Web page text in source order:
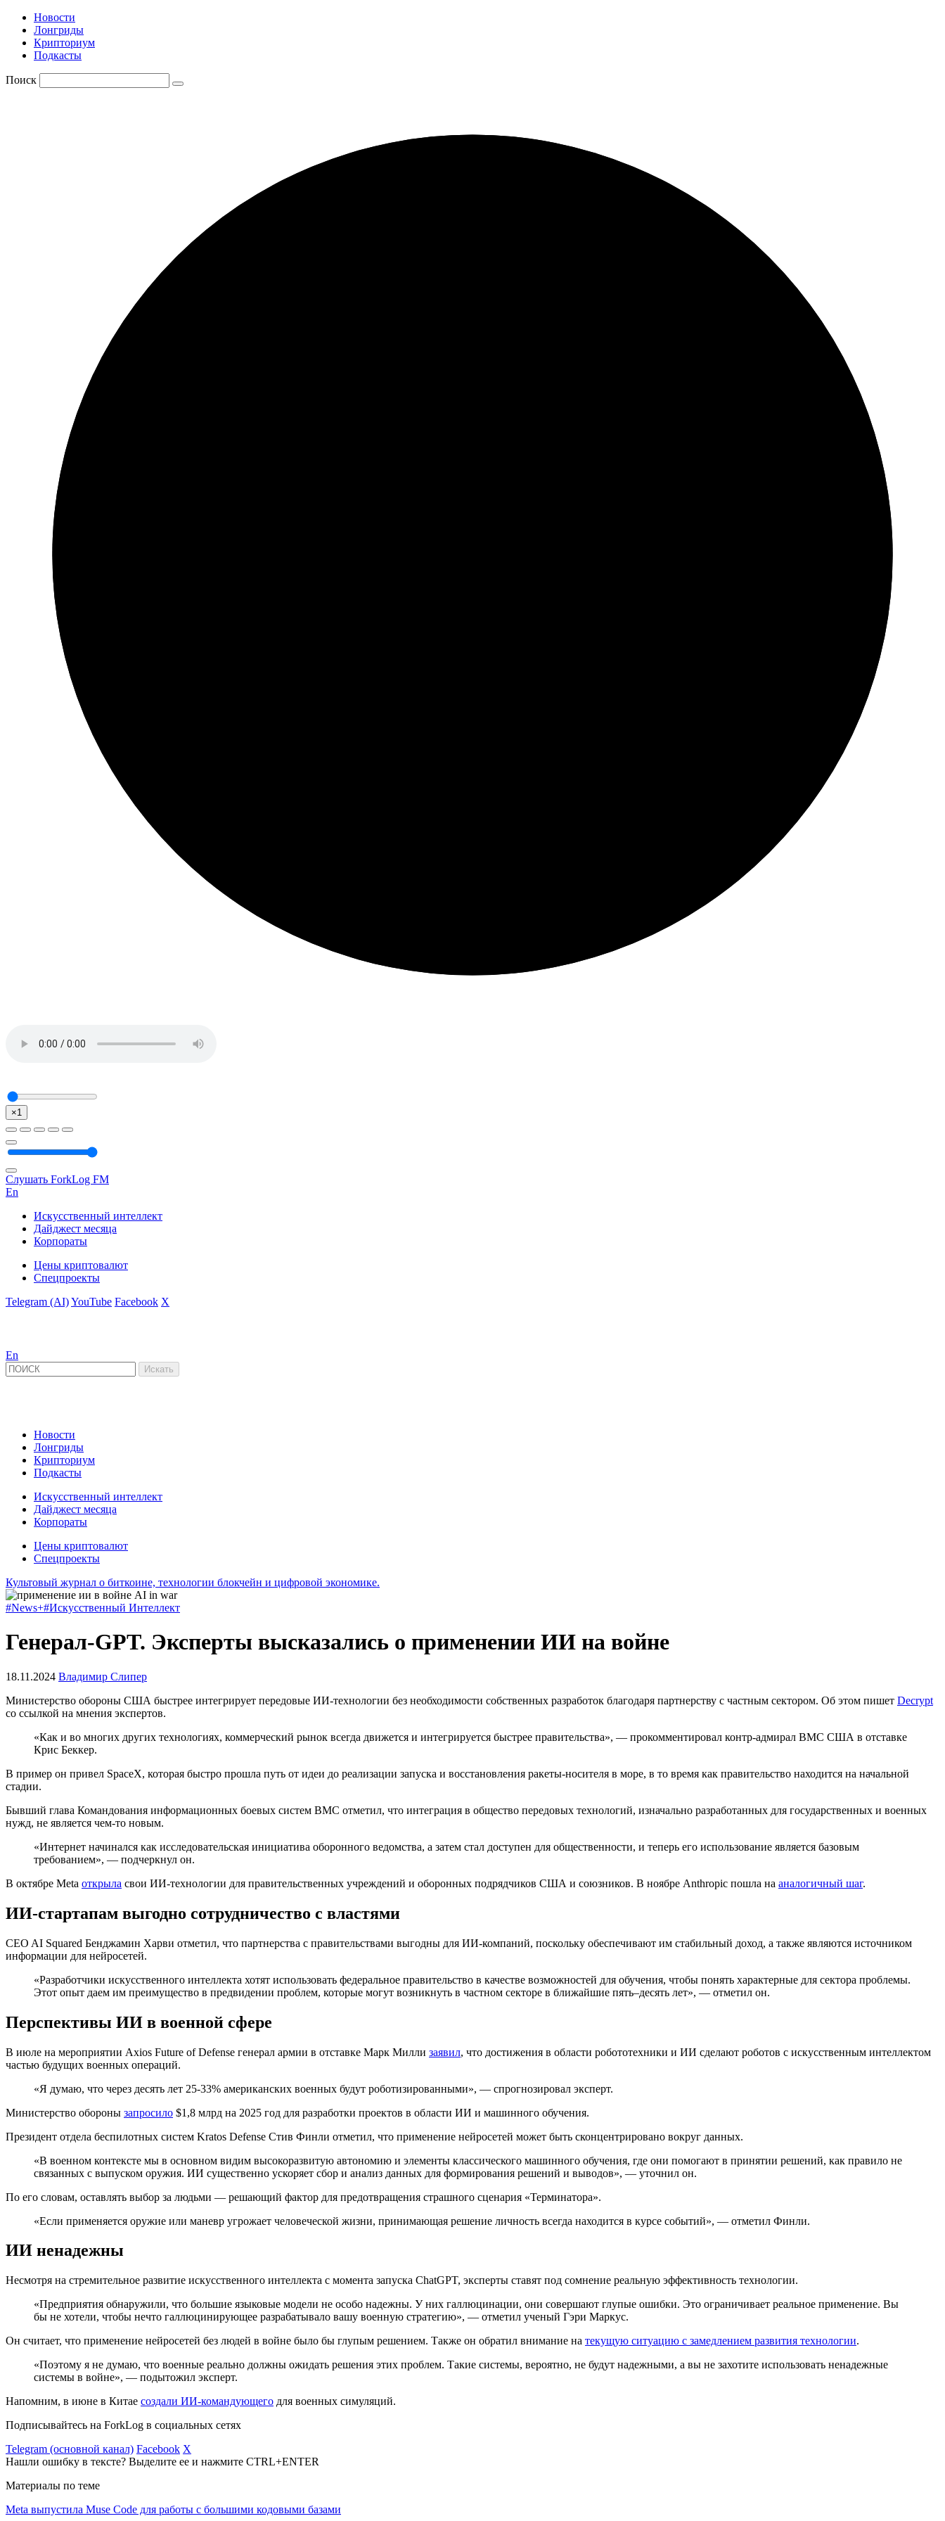
Новости
Лонгриды
Крипториум
Подкасты
Поиск
×1
Слушать ForkLog FM
En
Искусственный интеллект
Дайджест месяца
Корпораты
Цены криптовалют
Спецпроекты
Telegram (AI)YouTube Facebook X
En
Новости
Лонгриды
Крипториум
Подкасты
Искусственный интеллект
Дайджест месяца
Корпораты
Цены криптовалют
Спецпроекты
Культовый журнал о биткоине, технологии блокчейн и цифровой экономике.
#News+#Искусственный Интеллект
Генерал-GPT. Эксперты высказались о применении ИИ на войне
18.11.2024 Владимир Слипер
Министерство обороны США быстрее интегрирует передовые ИИ-технологии без необходимости собственных разработок благодаря партнерству с частным сектором. Об этом пишет Decrypt
со ссылкой на мнения экспертов.
«Как и во многих других технологиях, коммерческий рынок всегда движется и интегрируется быстрее правительства», — прокомментировал контр-адмирал ВМС США в отставке
Крис Беккер.
В пример он привел SpaceX, которая быстро прошла путь от идеи до реализации запуска и восстановления ракеты-носителя в море, в то время как правительство находится на начальной
стадии.
Бывший глава Командования информационных боевых систем ВМС отметил, что интеграция в общество передовых технологий, изначально разработанных для государственных и военных
нужд, не является чем-то новым.
«Интернет начинался как исследовательская инициатива оборонного ведомства, а затем стал доступен для общественности, и теперь его использование является базовым
требованием», — подчеркнул он.
В октябре Meta открыла свои ИИ-технологии для правительственных учреждений и оборонных подрядчиков США и союзников. В ноябре Anthropic пошла на аналогичный шаг.
ИИ-стартапам выгодно сотрудничество с властями
CEO AI Squared Бенджамин Харви отметил, что партнерства с правительствами выгодны для ИИ-компаний, поскольку обеспечивают им стабильный доход, а также являются источником
информации для нейросетей.
«Разработчики искусственного интеллекта хотят использовать федеральное правительство в качестве возможностей для обучения, чтобы понять характерные для сектора проблемы.
Этот опыт даем им преимущество в предвидении проблем, которые могут возникнуть в частном секторе в ближайшие пять–десять лет», — отметил он.
Перспективы ИИ в военной сфере
В июле на мероприятии Axios Future of Defense генерал армии в отставке Марк Милли заявил, что достижения в области робототехники и ИИ сделают роботов с искусственным интеллектом
частью будущих военных операций.
«Я думаю, что через десять лет 25-33% американских военных будут роботизированными», — спрогнозировал эксперт.
Министерство обороны запросило $1,8 млрд на 2025 год для разработки проектов в области ИИ и машинного обучения.
Президент отдела беспилотных систем Kratos Defense Стив Финли отметил, что применение нейросетей может быть сконцентрировано вокруг данных.
«В военном контексте мы в основном видим высокоразвитую автономию и элементы классического машинного обучения, где они помогают в принятии решений, как правило не
связанных с выпуском оружия. ИИ существенно ускоряет сбор и анализ данных для формирования решений и выводов», — уточнил он.
По его словам, оставлять выбор за людьми — решающий фактор для предотвращения страшного сценария «Терминатора».
«Если применяется оружие или маневр угрожает человеческой жизни, принимающая решение личность всегда находится в курсе событий», — отметил Финли.
ИИ ненадежны
Несмотря на стремительное развитие искусственного интеллекта с момента запуска ChatGPT, эксперты ставят под сомнение реальную эффективность технологии.
«Предприятия обнаружили, что большие языковые модели не особо надежны. У них галлюцинации, они совершают глупые ошибки. Это ограничивает реальное применение. Вы
бы не хотели, чтобы нечто галлюцинирующее разрабатывало вашу военную стратегию», — отметил ученый Гэри Маркус.
Он считает, что применение нейросетей без людей в войне было бы глупым решением. Также он обратил внимание на текущую ситуацию с замедлением развития технологии.
«Поэтому я не думаю, что военные реально должны ожидать решения этих проблем. Такие системы, вероятно, не будут надежными, а вы не захотите использовать ненадежные
системы в войне», — подытожил эксперт.
Напомним, в июне в Китае создали ИИ-командующего для военных симуляций.
Подписывайтесь на ForkLog в социальных сетях
Telegram (основной канал) Facebook X
Нашли ошибку в тексте? Выделите ее и нажмите CTRL+ENTER
Материалы по теме
Meta выпустила Muse Code для работы с большими кодовыми базами